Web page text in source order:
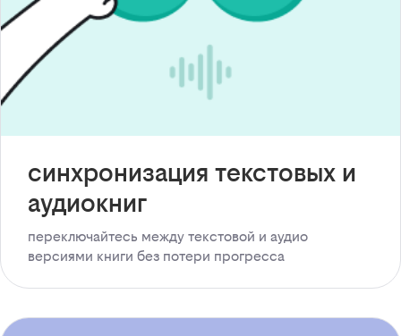
синхронизация текстовых и
аудиокниг
переключайтесь между текстовой и аудио
версиями книги без потери прогресса